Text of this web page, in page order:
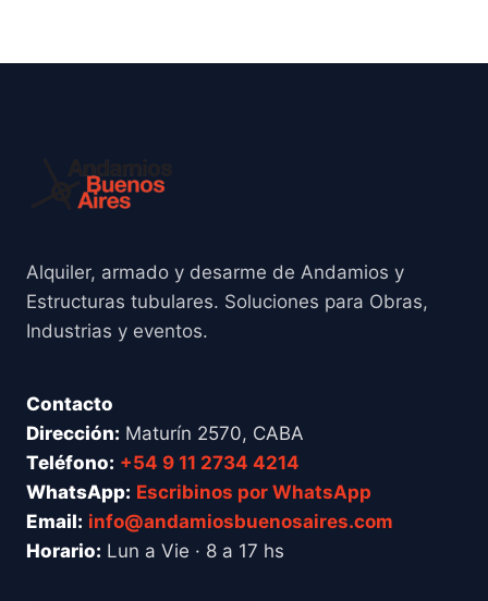
Alquiler, armado y desarme de Andamios y
Estructuras tubulares. Soluciones para Obras,
Industrias y eventos.
Contacto
Dirección: Maturín 2570, CABA
Teléfono: +54 9 11 2734 4214
WhatsApp: Escribinos por WhatsApp
Email: info@andamiosbuenosaires.com
Horario: Lun a Vie · 8 a 17 hs